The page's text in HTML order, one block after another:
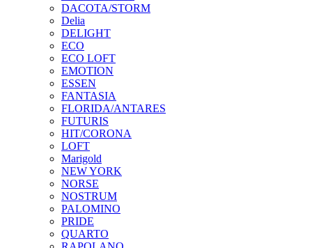
DACOTA/STORM
Delia
DELIGHT
ECO
ECO LOFT
EMOTION
ESSEN
FANTASIA
FLORIDA/ANTARES
FUTURIS
HIT/CORONA
LOFT
Marigold
NEW YORK
NORSE
NOSTRUM
PALOMINO
PRIDE
QUARTO